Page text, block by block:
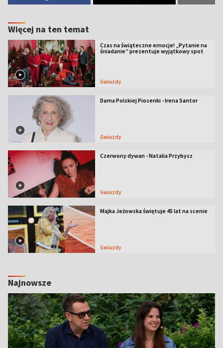
Więcej na ten temat
Czas na świąteczne emocje! „Pytanie na
śniadanie” prezentuje wyjątkowy spot
Gwiazdy
Dama Polskiej Piosenki - Irena Santor
Gwiazdy
Czerwony dywan - Natalia Przybysz
Gwiazdy
Majka Jeżowska świętuje 45 lat na scenie
Gwiazdy
Najnowsze